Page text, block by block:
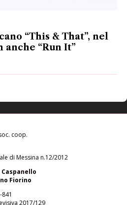
“This & That”, nel
“Run It”
coop.
di Messina n.12/2012
Fiorino
2017/129